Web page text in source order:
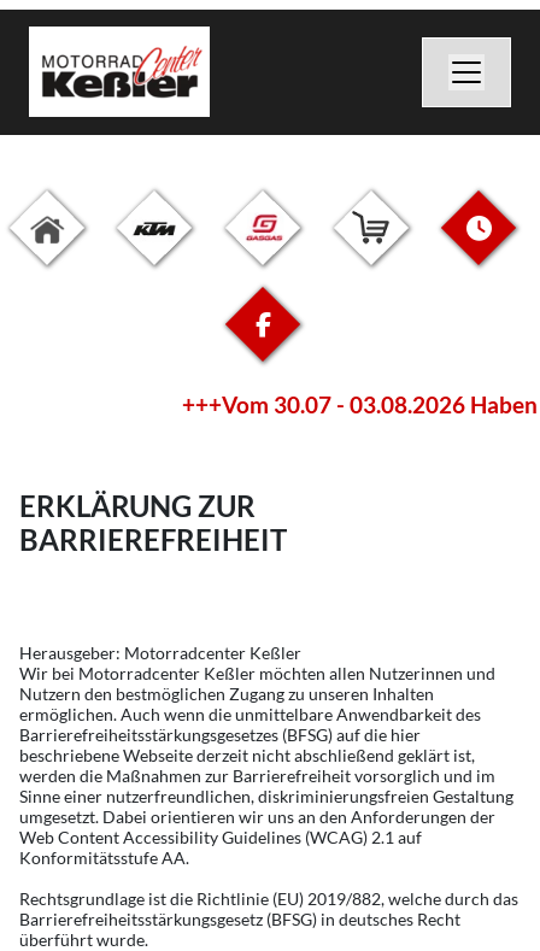
+++Vom 30.07 - 03.08.2026
ERKLÄRUNG ZUR
BARRIEREFREIHEIT
Herausgeber: Motorradcenter Keßler
Wir bei Motorradcenter Keßler möchten allen Nutzerinnen und
Nutzern den bestmöglichen Zugang zu unseren Inhalten
ermöglichen. Auch wenn die unmittelbare Anwendbarkeit des
Barrierefreiheitsstärkungsgesetzes (BFSG) auf die hier
beschriebene Webseite derzeit nicht abschließend geklärt ist,
werden die Maßnahmen zur Barrierefreiheit vorsorglich und im
Sinne einer nutzerfreundlichen, diskriminierungsfreien Gestaltung
umgesetzt. Dabei orientieren wir uns an den Anforderungen der
Web Content Accessibility Guidelines (WCAG) 2.1 auf
Konformitätsstufe AA.
Rechtsgrundlage ist die Richtlinie (EU) 2019/882, welche durch das
Barrierefreiheitsstärkungsgesetz (BFSG) in deutsches Recht
überführt wurde.